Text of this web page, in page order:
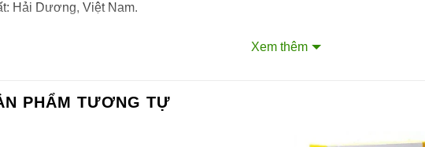
Hải Dương, Việt Nam.
thống của chúng tôi
Xem thêm
PHẨM TƯƠNG TỰ